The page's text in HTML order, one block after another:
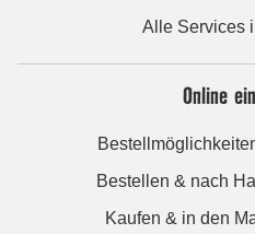
Alle Services
Online
Bestellen & nach
Kaufen & in den